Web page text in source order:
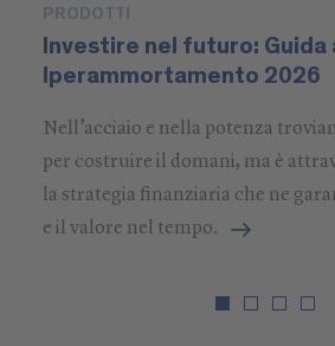
PRODOTTI
Investire nel futuro: Guida
Iperammortamento 2026
Nell’acciaio e nella potenza
per costruire il domani, ma è
la strategia finanziaria che ne
e il valore nel tempo.